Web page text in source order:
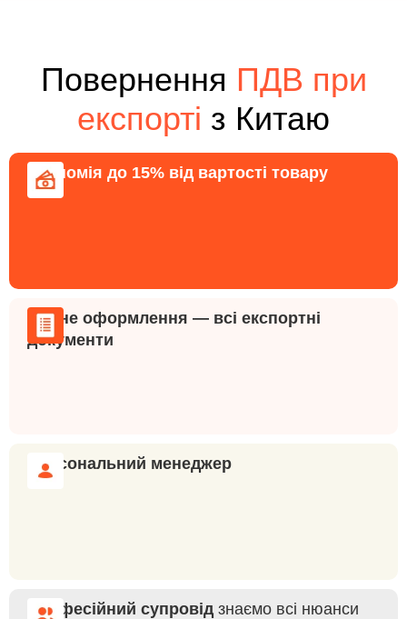
Повернення ПДВ при
експорті з Китаю
Економія до 15% від вартості товару
Повне оформлення — всі експортні
документи
Персональний менеджер
Професійний супровід знаємо всі нюанси